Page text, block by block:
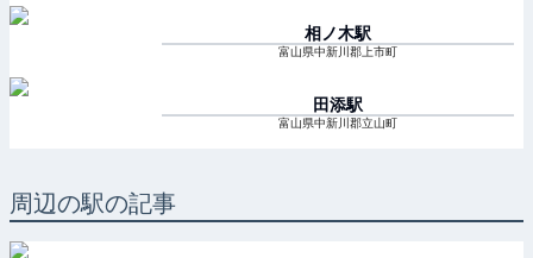
相ノ木駅
富山県中新川郡上市町
田添駅
富山県中新川郡立山町
周辺の駅の記事